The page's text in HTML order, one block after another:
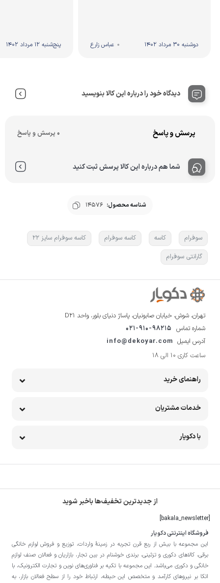
دوشنبه 30 مرداد 1402 عباس زارع پنج‌شنبه 12 مرداد 1402
دیدگاه خود را درباره این کالا بنویسید
پرسش و پاسخ 0 پرسش و پاسخ
شما هم درباره این کالا پرسش ثبت کنید
شناسه محصول: 14576
سوفرام کاسه کاسه سوفرام
کاسه سوفرام سایز 22
گارانتی سوفرام
تهران، شوش، خیابان صابونیان، پاساژ دنیای بلور، واحد D21
شماره تماس 021-910-98215
آدرس ایمیل info@dekoyar.com
ساعت کاری 10 الی 18
راهنمای خرید
خدمات مشتریان
با دکویار
از جدیدترین تخفیف‌ها باخبر شوید
[bakala_newsletter]
فروشگاه اینترنتی دکویار
این مجموعه با بيش از ربع قرن تجربه در زمينۀ واردات، توزيع و فروش لوازم خانگی
برقی، کالاهای دکوری و تزئینی، برندی خوشنام در بين تجار، بازاريان و فعالان صنف لوازم
خانگی و دکوری می‌باشد. این مجموعه با تكيه بر فناوری‌های نوين و تجارت الكترونيک، با
اتکا بر نيروهای كارآمد و متخصص اين حيطه، ارتباط خود را از سطح فعالان بازار، به